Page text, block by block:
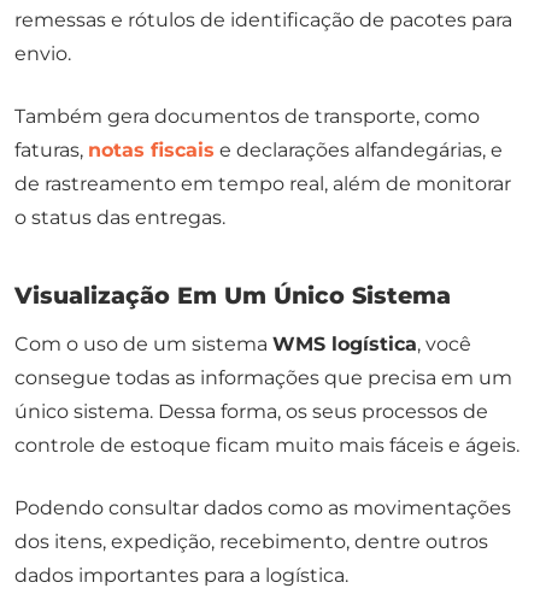
remessas e rótulos de identificação de pacotes para
envio.
Também gera documentos de transporte, como
faturas, notas fiscais e declarações alfandegárias, e
de rastreamento em tempo real, além de monitorar
o status das entregas.
Visualização Em Um Único Sistema
Com o uso de um sistema WMS logística, você
consegue todas as informações que precisa em um
único sistema. Dessa forma, os seus processos de
controle de estoque ficam muito mais fáceis e ágeis.
Podendo consultar dados como as movimentações
dos itens, expedição, recebimento, dentre outros
dados importantes para a logística.